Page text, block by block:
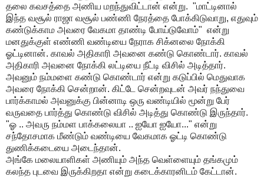
தலை கவசத்தை அணிய மறந்துவிட்டான் என்று. "மாட்டினால்
இந்த வசூல் ராஜா வசூல் பண்ணி நேரத்தை போக்கிடுவாறு, எதுவும்
கண்டுக்காம அவரை வேகமா தாண்டி போய்டுவோம்" என்று
மனதுக்குள் எண்ணி வண்டியை நேராக சிக்னலை நோக்கி
ஓட்டினான். காவல் அதிகாரி அவனை கண்டு கொண்டார். காவல்
அதிகாரி அவனை நோக்கி லட்டியை நீட்டி விசில் அடித்தார்.
அவனும் நம்மளை கண்டு கொண்டார் என்று கடுப்பில் மெதுவாக
அவரை நோக்கி சென்றான். கிட்டே சென்றவுடன் அவர் நந்துவை
பார்க்காமல் அவனுக்கு பின்னாடி ஒரு வண்டியில் மூன்று பேர்
வருவதை பார்த்து கொண்டு விசில் அடித்து கொண்டு இருந்தார்.
"ஓ .. அவரு நம்மள பாக்கலையா .. ஐயோ ஐயோ..." என்று
சந்தோசமாக மீண்டும் வண்டியை வேகமாக ஓட்டி கொண்டு
துணிக்கடையை அடைந்தான்.
அங்கே மலையாளிகள் அணியும் அந்த வெள்ளையும் தங்கமும்
கலந்த புடவை இருக்கிறதா என்று கடைக்காரனிடம் கேட்டான்.